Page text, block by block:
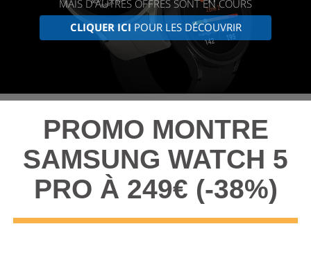
MAIS D'AUTRES OFFRES SONT EN COURS
CLIQUER ICI POUR LES DÉCOUVRIR
PROMO MONTRE
SAMSUNG WATCH 5
PRO À 249€ (-38%)